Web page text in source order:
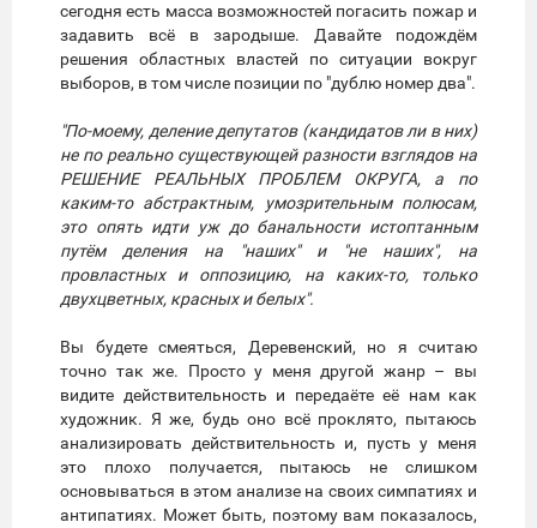
сегодня есть масса возможностей погасить пожар и
задавить всё в зародыше. Давайте подождём
решения областных властей по ситуации вокруг
выборов, в том числе позиции по "дублю номер два".
"По-моему, деление депутатов (кандидатов ли в них)
не по реально существующей разности взглядов на
РЕШЕНИЕ РЕАЛЬНЫХ ПРОБЛЕМ ОКРУГА, а по
каким-то абстрактным, умозрительным полюсам,
это опять идти уж до банальности истоптанным
путём деления на "наших" и "не наших", на
провластных и оппозицию, на каких-то, только
двухцветных, красных и белых".
Вы будете смеяться, Деревенский, но я считаю
точно так же. Просто у меня другой жанр – вы
видите действительность и передаёте её нам как
художник. Я же, будь оно всё проклято, пытаюсь
анализировать действительность и, пусть у меня
это плохо получается, пытаюсь не слишком
основываться в этом анализе на своих симпатиях и
антипатиях. Может быть, поэтому вам показалось,